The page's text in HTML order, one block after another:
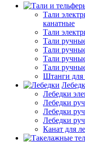
Тали
канатные
Тали
Тали
Тали
Тали
Тали
Штанги для
Лебедки
Лебедки
Лебедки
Лебедки
Канат для